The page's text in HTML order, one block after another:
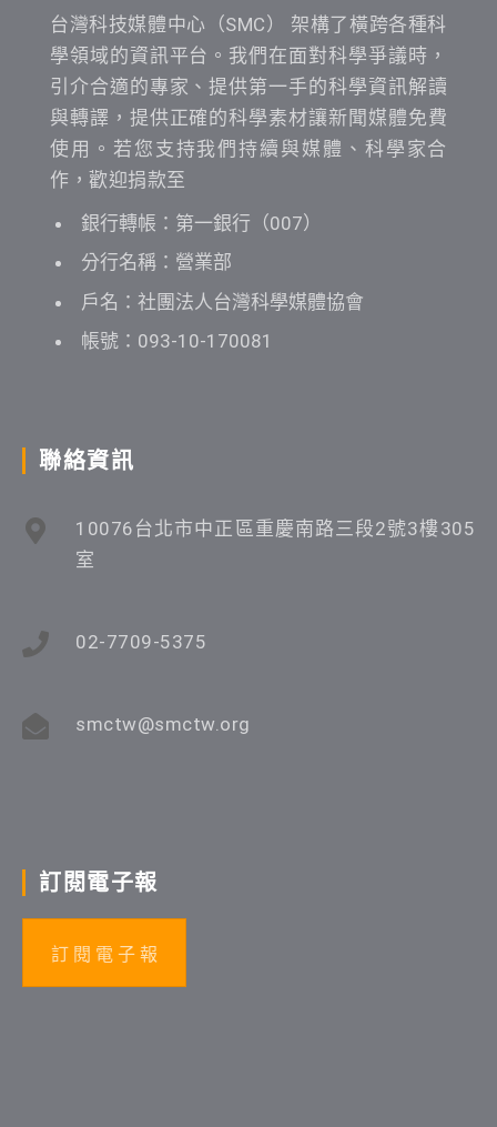
台灣科技媒體中心（SMC） 架構了橫跨各種科
學領域的資訊平台。我們在面對科學爭議時，
引介合適的專家、提供第一手的科學資訊解讀
與轉譯，提供正確的科學素材讓新聞媒體免費
使用。若您支持我們持續與媒體、科學家合
作，歡迎捐款至
銀行轉帳：第一銀行（007）
分行名稱：營業部
戶名：社團法人台灣科學媒體協會
帳號：093-10-170081
聯絡資訊
10076台北市中正區重慶南路三段2號3樓305
室
02-7709-5375
smctw@smctw.org
訂閱電子報
訂 閱 電 子 報